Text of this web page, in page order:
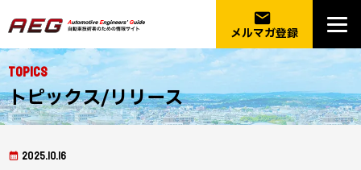
email
メルマガ登録
Topics
トピックス/リリース
2025.10.16